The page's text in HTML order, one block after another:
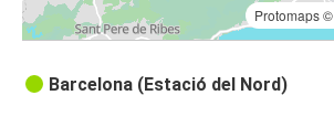
Protomaps©
Barcelona (Estació del Nord)